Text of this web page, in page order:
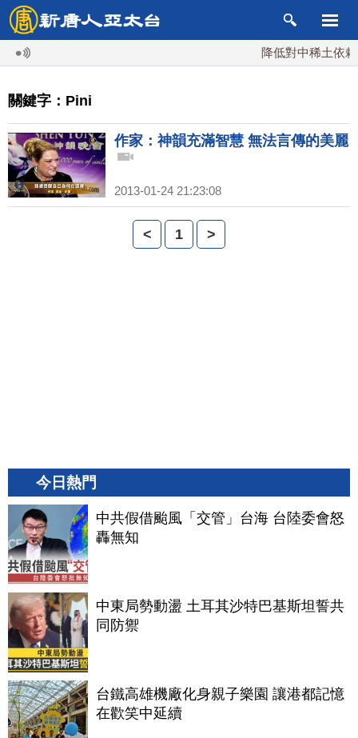
降低對中稀土依賴
關鍵字：Pini
作家：神韻充滿智慧 無法言傳的美麗
2013-01-24 21:23:08
< 1 >
今日熱門
中共假借颱風「交管」台海 台陸委會怒
轟無知
中東局勢動盪 土耳其沙特巴基斯坦誓共
同防禦
台鐵高雄機廠化身親子樂園 讓港都記憶
在歡笑中延續